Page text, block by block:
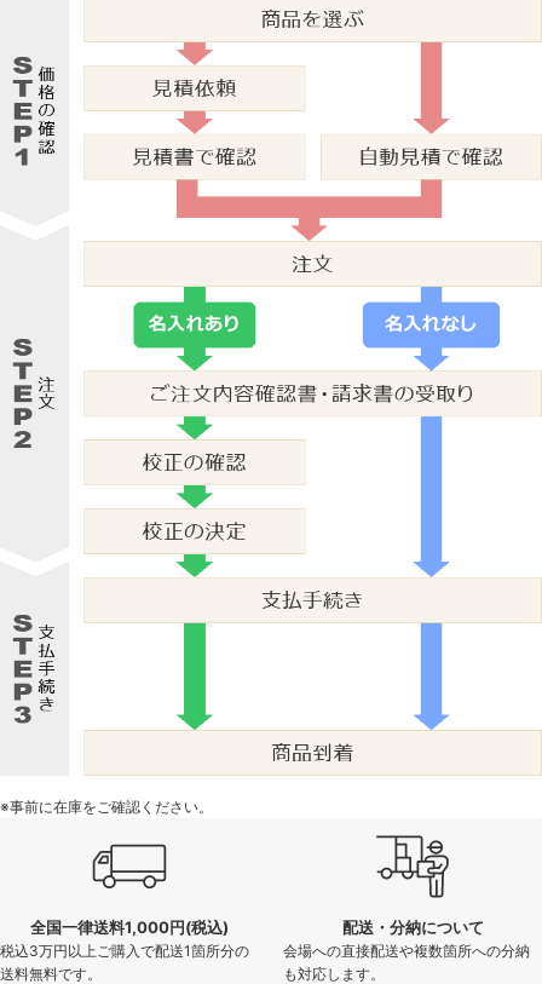
※事前に在庫をご確認ください。
全国一律送料1,000円(税込)
税込3万円以上ご購入で配送1箇所分の
送料無料です。
配送・分納について
会場への直接配送や複数箇所への分納
も対応します。